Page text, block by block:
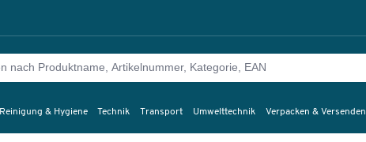
Reinigung & Hygiene Technik Transport Umwelttechnik Verpacken & Versenden